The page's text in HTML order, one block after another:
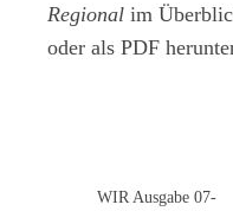
Regional im
oder als PDF
WIR Ausgabe 07-